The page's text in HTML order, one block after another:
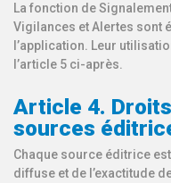
La fonction de
Vigilances et Alertes sont
l’application. Leur
l’article 5 ci-après.
Article 4.
sources
Chaque source éditrice
diffuse et de l’exactitude